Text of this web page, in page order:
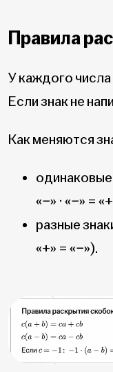
Правила
У каждого числа
Если знак не
Как меняются
одинаковые
«−» · «−» =
разные
«+» = «−»).